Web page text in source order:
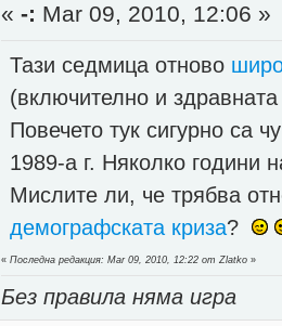
«-: Mar 09, 2010, 12:06 »
Тази седмица отново
(включително и
Повечето тук сигурно са
1989-а г. Няколко години
Мислите ли, че трябва
демографската криза?
«Последна редакция: Mar 09, 2010, 12:22 от Zlatko »
Без правила няма игра